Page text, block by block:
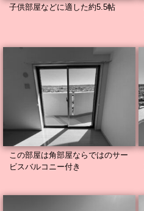
子供部屋などに適した約5.5帖
この部屋は角部屋ならではのサー
ビスバルコニー付き